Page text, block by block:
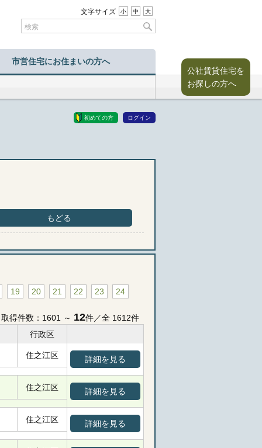
文字サイズ 小 中 大
公社賃貸住宅を
お探しの方へ
市営住宅にお住まいの方へ
初めての方 ログイン
もどる
19 20 21 22 23
24
取得件数：1601 ～ 12件／全 1612件
行政区
住之江区 詳細を見る
住之江区 詳細を見る
住之江区 詳細を見る